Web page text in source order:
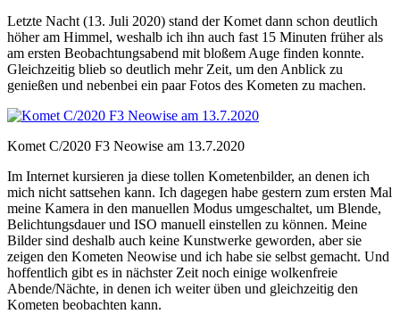
Letzte Nacht (13. Juli 2020) stand der Komet dann schon deutlich
höher am Himmel, weshalb ich ihn auch fast 15 Minuten früher als
am ersten Beobachtungsabend mit bloßem Auge finden konnte.
Gleichzeitig blieb so deutlich mehr Zeit, um den Anblick zu
genießen und nebenbei ein paar Fotos des Kometen zu machen.
Komet C/2020 F3 Neowise am 13.7.2020
Im Internet kursieren ja diese tollen Kometenbilder, an denen ich
mich nicht sattsehen kann. Ich dagegen habe gestern zum ersten Mal
meine Kamera in den manuellen Modus umgeschaltet, um Blende,
Belichtungsdauer und ISO manuell einstellen zu können. Meine
Bilder sind deshalb auch keine Kunstwerke geworden, aber sie
zeigen den Kometen Neowise und ich habe sie selbst gemacht. Und
hoffentlich gibt es in nächster Zeit noch einige wolkenfreie
Abende/Nächte, in denen ich weiter üben und gleichzeitig den
Kometen beobachten kann.